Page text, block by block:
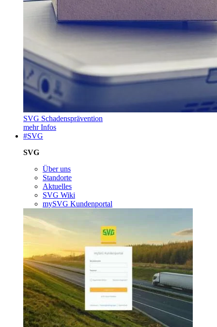
SVG Schadensprävention
mehr Infos
#SVG
SVG
Über uns
Standorte
Aktuelles
SVG Wiki
mySVG Kundenportal